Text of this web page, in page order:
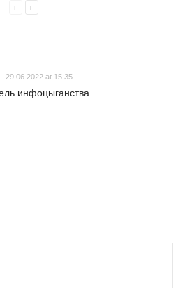
29.06.2022 at 15:35
инфоцыганства.